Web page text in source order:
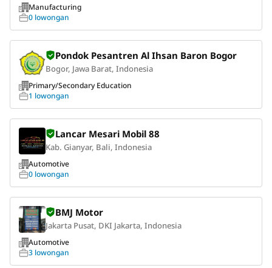
Manufacturing
0 lowongan
Pondok Pesantren Al Ihsan Baron Bogor
Bogor, Jawa Barat, Indonesia
Primary/Secondary Education
1 lowongan
Lancar Mesari Mobil 88
Kab. Gianyar, Bali, Indonesia
Automotive
0 lowongan
BMJ Motor
Jakarta Pusat, DKI Jakarta, Indonesia
Automotive
3 lowongan